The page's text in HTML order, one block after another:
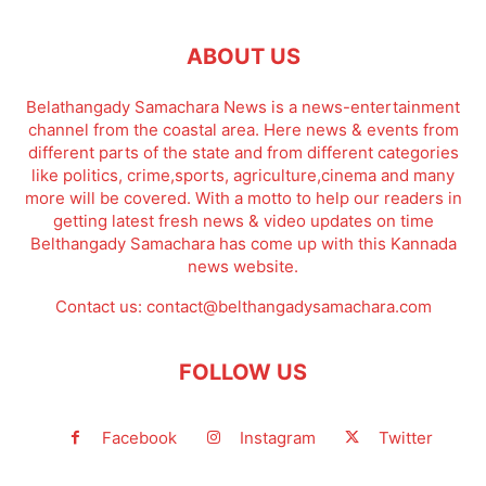
ABOUT US
Belathangady Samachara News is a news-entertainment
channel from the coastal area. Here news & events from
different parts of the state and from different categories
like politics, crime,sports, agriculture,cinema and many
more will be covered. With a motto to help our readers in
getting latest fresh news & video updates on time
Belthangady Samachara has come up with this Kannada
news website.
Contact us: contact@belthangadysamachara.com
FOLLOW US
Facebook Instagram Twitter